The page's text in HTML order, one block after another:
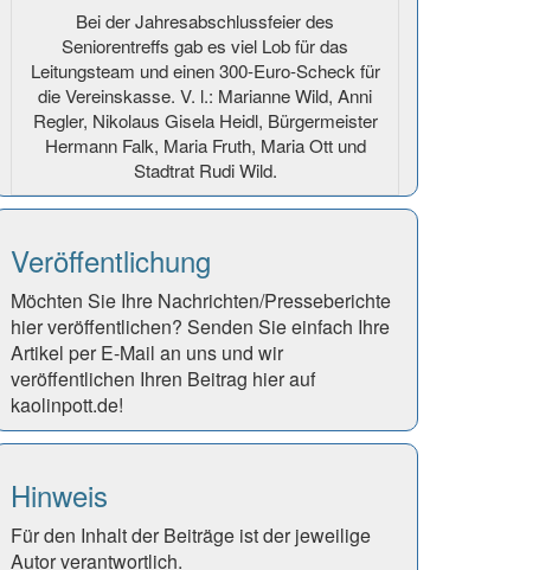
Bei der Jahresabschlussfeier des
Seniorentreffs gab es viel Lob für das
Leitungsteam und einen 300-Euro-Scheck für
die Vereinskasse. V. l.: Marianne Wild, Anni
Regler, Nikolaus Gisela Heidl, Bürgermeister
Hermann Falk, Maria Fruth, Maria Ott und
Stadtrat Rudi Wild.
Veröffentlichung
Möchten Sie Ihre Nachrichten/Presseberichte
hier veröffentlichen? Senden Sie einfach Ihre
Artikel per E-Mail an uns und wir
veröffentlichen Ihren Beitrag hier auf
kaolinpott.de!
Hinweis
Für den Inhalt der Beiträge ist der jeweilige
Autor verantwortlich.